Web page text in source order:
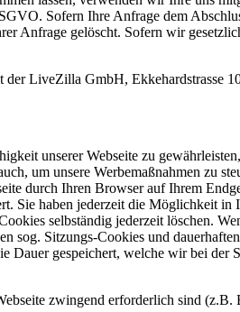
Sofern Ihre Anfrage dem
gelöscht. Sofern wir
LiveZilla GmbH, Ekkehardstrasse
unserer Webseite zu
um unsere Werbemaßnahmen zu
durch Ihren Browser auf Ihrem
Sie haben jederzeit die Möglichkeit
selbständig jederzeit löschen.
sog. Sitzungs-Cookies und
Dauer gespeichert, welche wir bei der
zwingend erforderlich sind